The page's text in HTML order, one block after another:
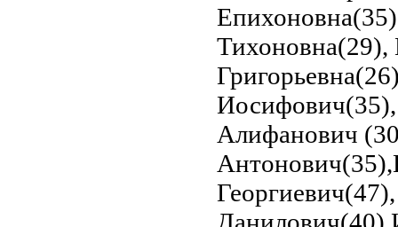
Алифанович